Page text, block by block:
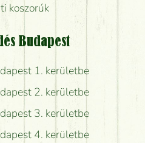
koszorúk
Budapest
1. kerületbe
2. kerületbe
3. kerületbe
4. kerületbe